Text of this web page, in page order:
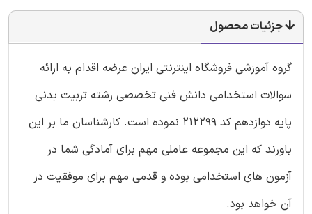
جزئیات محصول
گروه آموزشی فروشگاه اینترنتی ایران عرضه اقدام به ارائه
سوالات استخدامی دانش فنی تخصصی رشته تربیت بدنی
پایه دوازدهم کد 212299 نموده است. کارشناسان ما بر این
باورند که این مجموعه عاملی مهم برای آمادگی شما در
آزمون های استخدامی بوده و قدمی مهم برای موفقیت در
آن خواهد بود.